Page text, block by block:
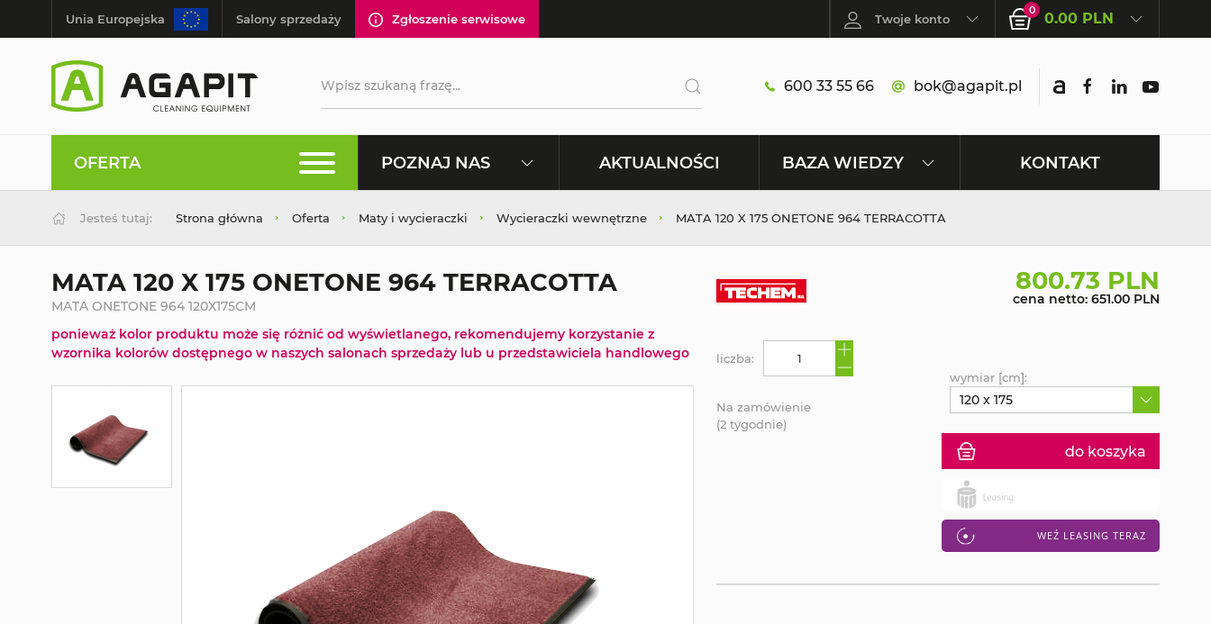
Unia Europejska Salony sprzedaży Zgłoszenie serwisowe Twoje konto
0 0.00 PLN
600 33 55 66 bok@agapit.pl
OFERTA POZNAJ NAS AKTUALNOŚCI BAZA WIEDZY KONTAKT
Jesteś tutaj: Strona główna Oferta Maty i wycieraczki Wycieraczki wewnętrzne MATA 120 X 175 ONETONE 964 TERRACOTTA
MATA 120 X 175 ONETONE 964 TERRACOTTA
MATA ONETONE 964 120X175CM
ponieważ kolor produktu może się różnić od wyświetlanego, rekomendujemy korzystanie z
wzornika kolorów dostępnego w naszych salonach sprzedaży lub u przedstawiciela handlowego
800.73 PLN
cena netto: 651.00 PLN
do koszyka
WEŹ LEASING TERAZ
liczba:
Na zamówienie
(2 tygodnie)
wymiar [cm]:
120 x 175